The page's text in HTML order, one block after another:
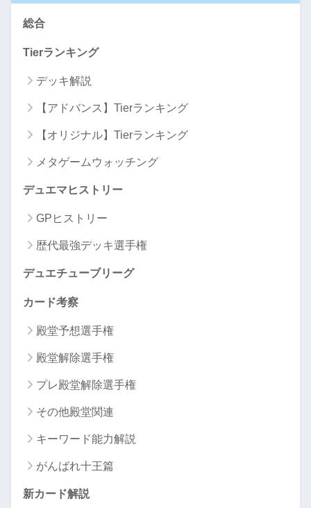
総合
Tierランキング
デッキ解説
【アドバンス】Tierランキング
【オリジナル】Tierランキング
メタゲームウォッチング
デュエマヒストリー
GPヒストリー
歴代最強デッキ選手権
デュエチューブリーグ
カード考察
殿堂予想選手権
殿堂解除選手権
プレ殿堂解除選手権
その他殿堂関連
キーワード能力解説
がんばれ十王篇
新カード解説